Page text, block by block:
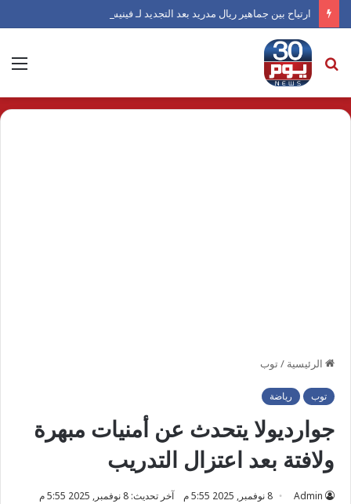
ارتياح بين جماهير ريال مدريد بعد التجديد لـ فينيسيوس
بحث
عن
الرئيسية /توب
توب رياضة
جوارديولا يتحدث عن أمنيات مبهرة
ولافتة بعد اعتزال التدريب
Admin 8 نوفمبر, 2025 5:55 م
آخر تحديث: 8 نوفمبر, 2025 5:55 م